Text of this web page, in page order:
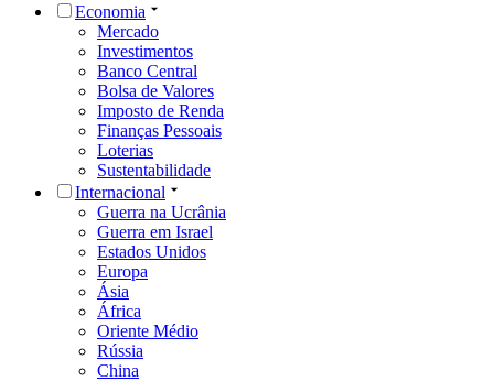
Economia
Mercado
Investimentos
Banco Central
Bolsa de Valores
Imposto de Renda
Finanças Pessoais
Loterias
Sustentabilidade
Internacional
Guerra na Ucrânia
Guerra em Israel
Estados Unidos
Europa
Ásia
África
Oriente Médio
Rússia
China